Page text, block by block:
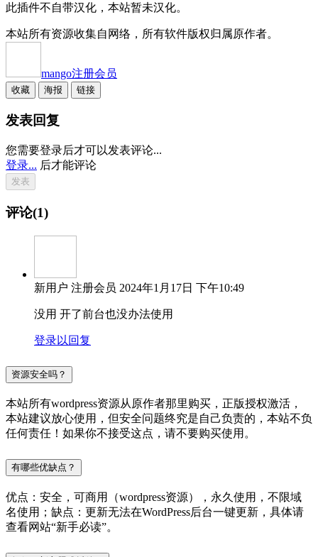
此插件不自带汉化，本站暂未汉化。
本站所有资源收集自网络，所有软件版权归属原作者。
mango注册会员
收藏 海报 链接
发表回复
您需要登录后才可以发表评论...
登录... 后才能评论
评论(1)
新用户 注册会员 2024年1月17日 下午10:49
没用 开了前台也没办法使用
登录以回复
资源安全吗？
本站所有wordpress资源从原作者那里购买，正版授权激活，
本站建议放心使用，但安全问题终究是自己负责的，本站不负
任何责任！如果你不接受这点，请不要购买使用。
有哪些优缺点？
优点：安全，可商用（wordpress资源），永久使用，不限域
名使用；缺点：更新无法在WordPress后台一键更新，具体请
查看网站“新手必读”。